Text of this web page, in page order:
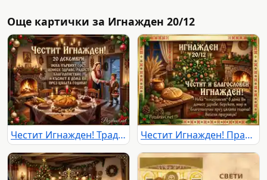
Още картички за Игнажден 20/12
Честит Игнажден! Традиционен български дом с полазник, празнична трапеза и пожелания за здраве и късмет. Честит Игнажден! Празнична картичка с елха, камина и традиционна българска трапеза.